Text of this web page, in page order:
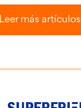
Leer más artículos